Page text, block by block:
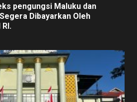
pengungsi Maluku dan
Dibayarkan Oleh